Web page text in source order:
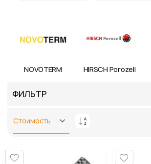
NOVOTERM HIRSCH Porozell
ФИЛЬТР
Задать
убыванию